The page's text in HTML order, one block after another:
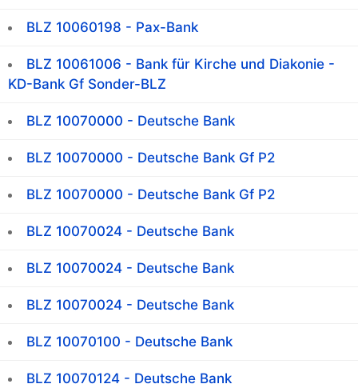
BLZ 10060198 - Pax-Bank
BLZ 10061006 - Bank für Kirche und Diakonie -
KD-Bank Gf Sonder-BLZ
BLZ 10070000 - Deutsche Bank
BLZ 10070000 - Deutsche Bank Gf P2
BLZ 10070000 - Deutsche Bank Gf P2
BLZ 10070024 - Deutsche Bank
BLZ 10070024 - Deutsche Bank
BLZ 10070024 - Deutsche Bank
BLZ 10070100 - Deutsche Bank
BLZ 10070124 - Deutsche Bank